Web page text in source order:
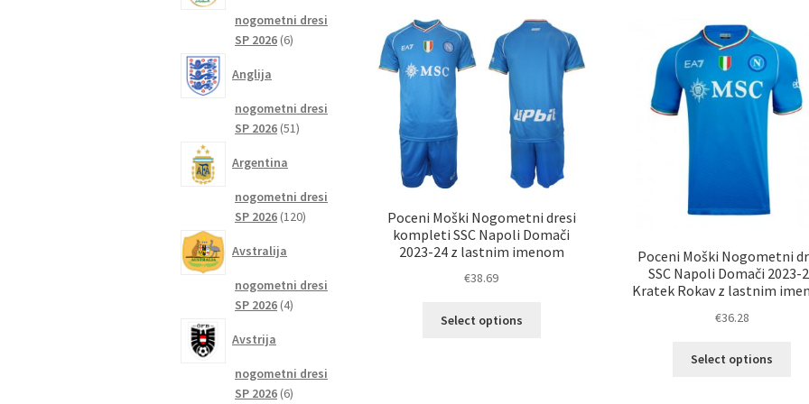
Poceni Moški Nogometni dresi
kompleti SSC Napoli Domači
2023-24 z lastnim imenom
€38.69
Select options
Poceni Moški Nogometni
SSC Napoli Domači 2023-
Kratek Rokav z lastnim
€36.28
Select options
nogometni dresi
SP 2026 66
Anglija
nogometni dresi
SP 2026 5151
Argentina
nogometni dresi
SP 2026 120120
Avstralija
nogometni dresi
SP 2026 44
Avstrija
nogometni dresi
SP 2026 66